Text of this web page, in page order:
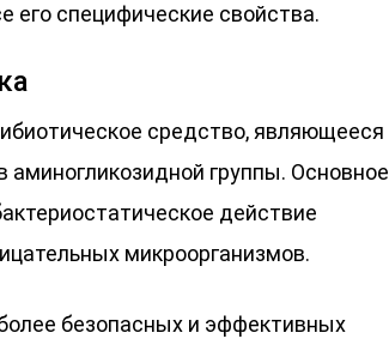
его специфические свойства.
средство, являющееся
группы. Основное
действие
микроорганизмов.
безопасных и эффективных